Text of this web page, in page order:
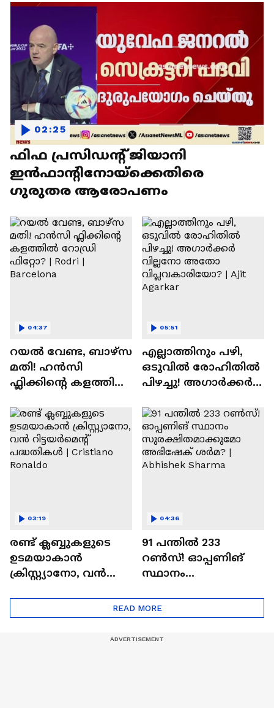
ഫിഫ പ്രസിഡന്റ് ജിയാനി
ഇൻഫാന്റിനോയ്‌ക്കെതിരെ
ഗുരുതര ആരോപണം
02:25
റയല്‍ വേണ്ട, ബാഴ്‌സ
മതി! ഹൻസി
ഫ്ലിക്കിന്റെ കളത്തില്‍
Rodri | Barcelona
04:37
എല്ലാത്തിനും പഴി,
ഒടുവില്‍ രോഹിതില്‍
പിഴച്ചു! അഗാര്‍ക്കർ
വിപ്ലവകാരിയോ? |
Ajit Agarkar
05:51
രണ്ട്‌ ക്ലബ്ബുകളുടെ
ഉടമയാകാന്‍
ക്രിസ്റ്റ്യാനോ, വന്‍
പദ്ധതികള്‍ | Cristiano
Ronaldo
03:19
91 പന്തില്‍ 233
റണ്‍സ്! ഓപ്പണിങ്
സ്ഥാനം
അഭിഷേക് ശർമ? |
Abhishek Sharma
04:36
READ MORE